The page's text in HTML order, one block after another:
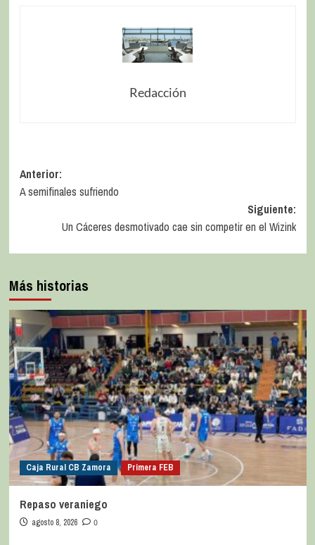
Redacción
Anterior:
A semifinales sufriendo
Siguiente:
Un Cáceres desmotivado cae sin competir en el Wizink
Más historias
Caja Rural CB Zamora Primera FEB
Repaso veraniego
agosto 8, 2026 0